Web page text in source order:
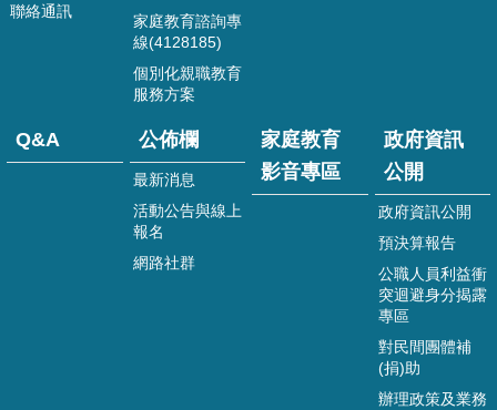
佈
育
影
聯絡通訊
家庭教育諮詢專
線(4128185)
個別化親職教育
服務方案
Q&A 公佈欄
最新消息
活動公告與線上
報名
網路社群
家庭教育
影音專區
政府資訊
公開
政府資訊公開
預決算報告
公職人員利益衝
突迴避身分揭露
專區
對民間團體補
(捐)助
辦理政策及業務